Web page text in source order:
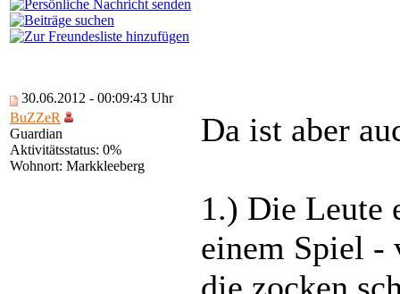
30.06.2012 - 00:09:43 Uhr
BuZZeR
Guardian
Aktivitätsstatus: 0%
Wohnort: Markkleeberg
Da ist aber
1.) Die Leute
einem Spiel -